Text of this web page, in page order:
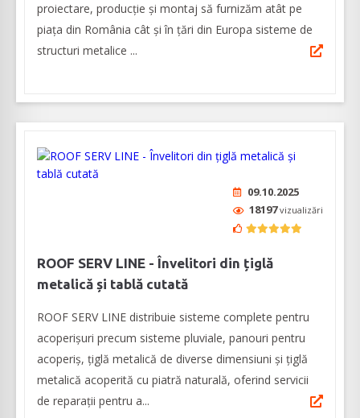
proiectare, producție și montaj să furnizăm atât pe
piața din România cât și în țări din Europa sisteme de
structuri metalice ...
09.10.2025
18197vizualizări
ROOF SERV LINE - Învelitori din țiglă
metalică și tablă cutată
ROOF SERV LINE distribuie sisteme complete pentru
acoperișuri precum sisteme pluviale, panouri pentru
acoperiş, ţiglă metalică de diverse dimensiuni şi ţiglă
metalică acoperită cu piatră naturală, oferind servicii
de reparaţii pentru a...